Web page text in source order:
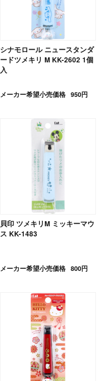
シナモロール ニュースタンダ
ードツメキリ M KK-2602 1個
入
メーカー希望小売価格 950円
貝印 ツメキリM ミッキーマウ
ス KK-1483
メーカー希望小売価格 800円